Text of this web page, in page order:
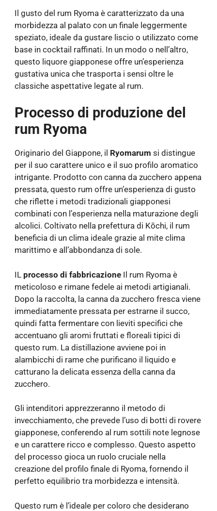
Il gusto del rum Ryoma è caratterizzato da una
morbidezza al palato con un finale leggermente
speziato, ideale da gustare liscio o utilizzato come
base in cocktail raffinati. In un modo o nell’altro,
questo liquore giapponese offre un’esperienza
gustativa unica che trasporta i sensi oltre le
classiche aspettative legate al rum.
Processo di produzione del
rum Ryoma
Originario del Giappone, il Ryomarum si distingue
per il suo carattere unico e il suo profilo aromatico
intrigante. Prodotto con canna da zucchero appena
pressata, questo rum offre un’esperienza di gusto
che riflette i metodi tradizionali giapponesi
combinati con l’esperienza nella maturazione degli
alcolici. Coltivato nella prefettura di Kōchi, il rum
beneficia di un clima ideale grazie al mite clima
marittimo e all’abbondanza di sole.
IL processo di fabbricazione Il rum Ryoma è
meticoloso e rimane fedele ai metodi artigianali.
Dopo la raccolta, la canna da zucchero fresca viene
immediatamente pressata per estrarne il succo,
quindi fatta fermentare con lieviti specifici che
accentuano gli aromi fruttati e floreali tipici di
questo rum. La distillazione avviene poi in
alambicchi di rame che purificano il liquido e
catturano la delicata essenza della canna da
zucchero.
Gli intenditori apprezzeranno il metodo di
invecchiamento, che prevede l’uso di botti di rovere
giapponese, conferendo al rum sottili note legnose
e un carattere ricco e complesso. Questo aspetto
del processo gioca un ruolo cruciale nella
creazione del profilo finale di Ryoma, fornendo il
perfetto equilibrio tra morbidezza e intensità.
Questo rum è l’ideale per coloro che desiderano